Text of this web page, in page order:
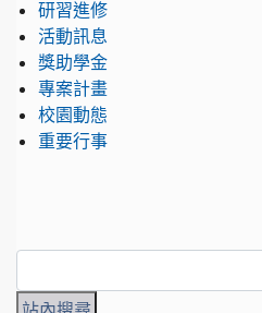
研習進修
活動訊息
獎助學金
專案計畫
校園動態
重要行事